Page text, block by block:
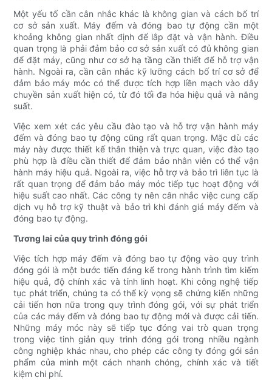
Một yếu tố cần cân nhắc khác là không gian và cách bố trí
cơ sở sản xuất. Máy đếm và đóng bao tự động cần một
khoảng không gian nhất định để lắp đặt và vận hành. Điều
quan trọng là phải đảm bảo cơ sở sản xuất có đủ không gian
để đặt máy, cũng như cơ sở hạ tầng cần thiết để hỗ trợ vận
hành. Ngoài ra, cần cân nhắc kỹ lưỡng cách bố trí cơ sở để
đảm bảo máy móc có thể được tích hợp liền mạch vào dây
chuyền sản xuất hiện có, từ đó tối đa hóa hiệu quả và năng
suất.
Việc xem xét các yêu cầu đào tạo và hỗ trợ vận hành máy
đếm và đóng bao tự động cũng rất quan trọng. Mặc dù các
máy này được thiết kế thân thiện và trực quan, việc đào tạo
phù hợp là điều cần thiết để đảm bảo nhân viên có thể vận
hành máy hiệu quả. Ngoài ra, việc hỗ trợ và bảo trì liên tục là
rất quan trọng để đảm bảo máy móc tiếp tục hoạt động với
hiệu suất cao nhất. Các công ty nên cân nhắc việc cung cấp
dịch vụ hỗ trợ kỹ thuật và bảo trì khi đánh giá máy đếm và
đóng bao tự động.
Tương lai của quy trình đóng gói
Việc tích hợp máy đếm và đóng bao tự động vào quy trình
đóng gói là một bước tiến đáng kể trong hành trình tìm kiếm
hiệu quả, độ chính xác và tính linh hoạt. Khi công nghệ tiếp
tục phát triển, chúng ta có thể kỳ vọng sẽ chứng kiến ​​những
cải tiến hơn nữa trong quy trình đóng gói, với sự phát triển
của các máy đếm và đóng bao tự động mới và được cải tiến.
Những máy móc này sẽ tiếp tục đóng vai trò quan trọng
trong việc tinh giản quy trình đóng gói trong nhiều ngành
công nghiệp khác nhau, cho phép các công ty đóng gói sản
phẩm của mình một cách nhanh chóng, chính xác và tiết
kiệm chi phí.